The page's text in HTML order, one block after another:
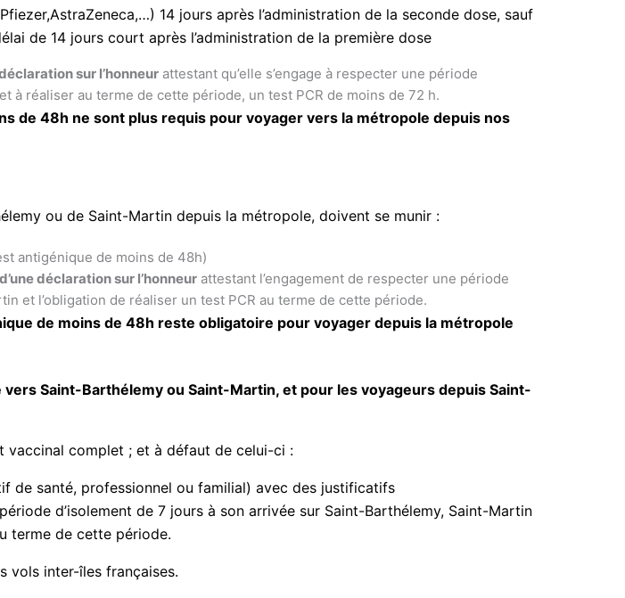
14 jours après l’administration de la seconde dose, sauf
de 14 jours court après l’administration de la première dose
sur l’honneur attestant qu’elle s’engage à respecter une période
réaliser au terme de cette période, un test PCR de moins de 72 h.
de 48h ne sont plus requis pour voyager vers la métropole depuis nos
ou de Saint-Martin depuis la métropole, doivent se munir :
antigénique de moins de 48h)
déclaration sur l’honneur attestant l’engagement de respecter une période
et l’obligation de réaliser un test PCR au terme de cette période.
de moins de 48h reste obligatoire pour voyager depuis la métropole
Saint-Barthélemy ou Saint-Martin, et pour les voyageurs depuis Saint-
vaccinal complet ; et à défaut de celui-ci :
de santé, professionnel ou familial) avec des justificatifs
d’isolement de 7 jours à son arrivée sur Saint-Barthélemy, Saint-Martin
terme de cette période.
vols inter-îles françaises.